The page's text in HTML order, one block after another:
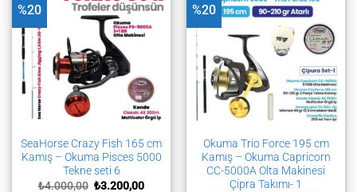
%20
SeaHorse Crazy Fish 165 cm
Kamış – Okuma Pisces 5000
Tekne seti 6
₺4.000,00 Orijinal
₺3.200,00Şu
%20
Okuma Trio Force 195 cm
Kamış – Okuma Capricorn
CC-5000A Olta Makinesi
Çipra Takımı- 1